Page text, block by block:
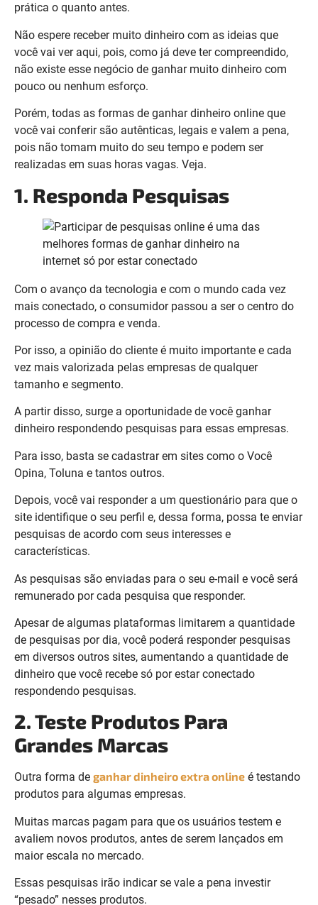
prática o quanto antes.
Não espere receber muito dinheiro com as ideias que
você vai ver aqui, pois, como já deve ter compreendido,
não existe esse negócio de ganhar muito dinheiro com
pouco ou nenhum esforço.
Porém, todas as formas de ganhar dinheiro online que
você vai conferir são autênticas, legais e valem a pena,
pois não tomam muito do seu tempo e podem ser
realizadas em suas horas vagas. Veja.
1. Responda Pesquisas
Com o avanço da tecnologia e com o mundo cada vez
mais conectado, o consumidor passou a ser o centro do
processo de compra e venda.
Por isso, a opinião do cliente é muito importante e cada
vez mais valorizada pelas empresas de qualquer
tamanho e segmento.
A partir disso, surge a oportunidade de você ganhar
dinheiro respondendo pesquisas para essas empresas.
Para isso, basta se cadastrar em sites como o Você
Opina, Toluna e tantos outros.
Depois, você vai responder a um questionário para que o
site identifique o seu perfil e, dessa forma, possa te enviar
pesquisas de acordo com seus interesses e
características.
As pesquisas são enviadas para o seu e-mail e você será
remunerado por cada pesquisa que responder.
Apesar de algumas plataformas limitarem a quantidade
de pesquisas por dia, você poderá responder pesquisas
em diversos outros sites, aumentando a quantidade de
dinheiro que você recebe só por estar conectado
respondendo pesquisas.
2. Teste Produtos Para
Grandes Marcas
Outra forma de ganhar dinheiro extra online é testando
produtos para algumas empresas.
Muitas marcas pagam para que os usuários testem e
avaliem novos produtos, antes de serem lançados em
maior escala no mercado.
Essas pesquisas irão indicar se vale a pena investir
“pesado” nesses produtos.